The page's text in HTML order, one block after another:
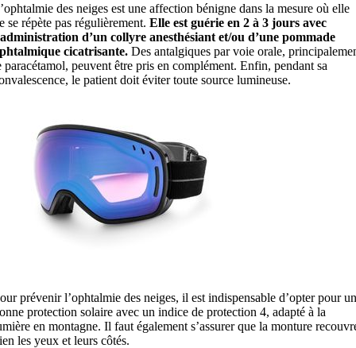
des neiges est une affection bénigne dans la mesure où elle
se répète pas régulièrement. Elle est guérie en 2 à 3 jours avec
d’un collyre anesthésiant et/ou d’une pommade
cicatrisante. Des antalgiques par voie orale,
paracétamol, peuvent être pris en complément. Enfin, pendant sa
le patient doit éviter toute source lumineuse.
prévenir l’ophtalmie des neiges, il est indispensable d’opter pour
protection solaire avec un indice de protection 4, adapté à la
en montagne. Il faut également s’assurer que la monture
les yeux et leurs côtés.